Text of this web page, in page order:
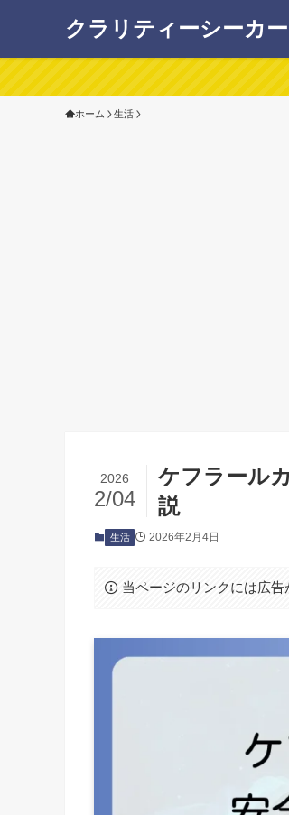
クラリティーシーカー
ホーム 生活
ケフラール
説
2026
2/04
生活 2026年2月4日
当ページのリンクには広告